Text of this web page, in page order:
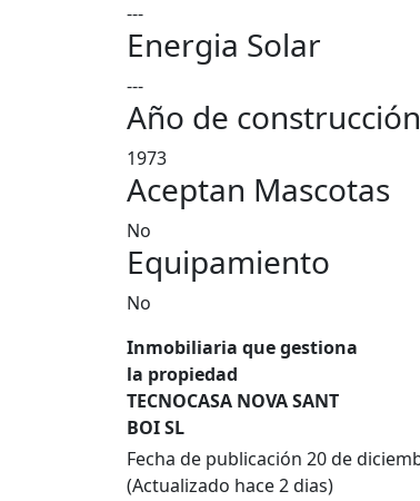
---
Energia Solar
---
Año de construcción
1973
Aceptan Mascotas
No
Equipamiento
No
Inmobiliaria que gestiona
la propiedad
TECNOCASA NOVA SANT
BOI SL
Fecha de publicación 20 de
(Actualizado hace 2 dias)